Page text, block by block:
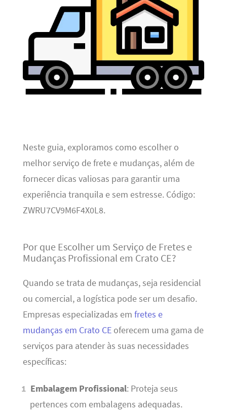
Neste guia, exploramos como escolher o
melhor serviço de frete e mudanças, além de
fornecer dicas valiosas para garantir uma
experiência tranquila e sem estresse. Código:
ZWRU7CV9M6F4X0L8.
Por que Escolher um Serviço de Fretes e
Mudanças Profissional em Crato CE?
Quando se trata de mudanças, seja residencial
ou comercial, a logística pode ser um desafio.
Empresas especializadas em fretes e
mudanças em Crato CEoferecem uma gama de
serviços para atender às suas necessidades
específicas:
Embalagem Profissional: Proteja seus
pertences com embalagens adequadas.